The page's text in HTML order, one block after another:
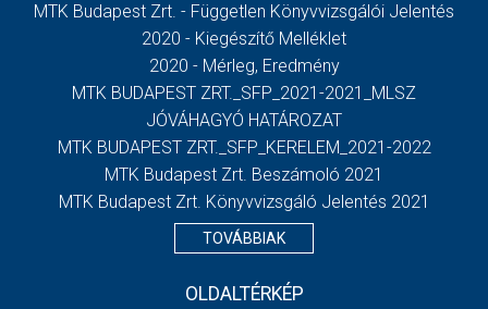
MTK Budapest Zrt. - Független Könyvvizsgálói Jelentés
2020 - Kiegészítő Melléklet
2020 - Mérleg, Eredmény
MTK BUDAPEST ZRT._SFP_2021-2021_MLSZ
JÓVÁHAGYÓ HATÁROZAT
MTK BUDAPEST ZRT._SFP_KERELEM_2021-2022
MTK Budapest Zrt. Beszámoló 2021
MTK Budapest Zrt. Könyvvizsgáló Jelentés 2021
TOVÁBBIAK
OLDALTÉRKÉP